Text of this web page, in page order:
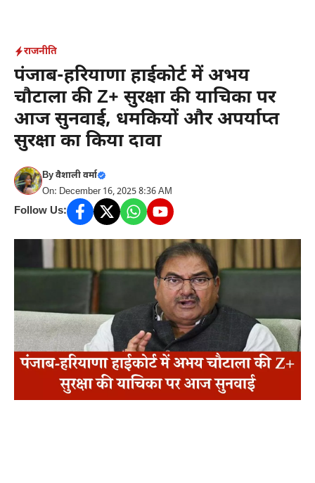
content
राजनीति
पंजाब-हरियाणा हाईकोर्ट में अभय
चौटाला की Z+ सुरक्षा की याचिका पर
आज सुनवाई, धमकियों और अपर्याप्त
सुरक्षा का किया दावा
Byवैशाली वर्मा
On: December 16, 2025 8:36 AM
Follow Us: